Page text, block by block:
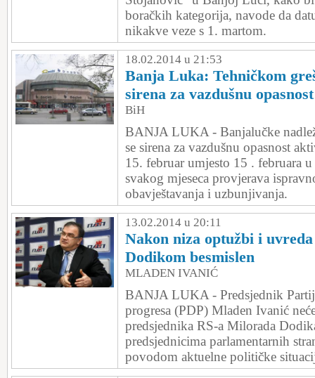
boračkih kategorija, navode da
nikakve veze s 1. martom.
18.02.2014 u 21:53
Banja Luka: Tehničkom
sirena za vazdušnu opasnost
BiH
BANJA LUKA - Banjalučke
se sirena za vazdušnu opasnost
15. februar umjesto 15 . februara
svakog mjeseca provjerava
obavještavanja i uzbunjivanja.
13.02.2014 u 20:11
Nakon niza optužbi i
Dodikom besmislen
MLADEN IVANIĆ
BANJA LUKA - Predsjednik
progresa (PDP) Mladen Ivanić
predsjednika RS-a Milorada
predsjednicima parlamentarnih
povodom aktuelne političke